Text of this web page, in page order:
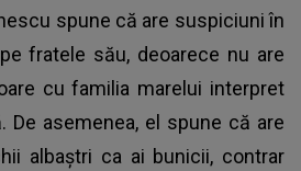
spune că are suspiciuni în
fratele său, deoarece nu are
cu familia marelui interpret
De asemenea, el spune că are
albaștri ca ai bunicii, contrar